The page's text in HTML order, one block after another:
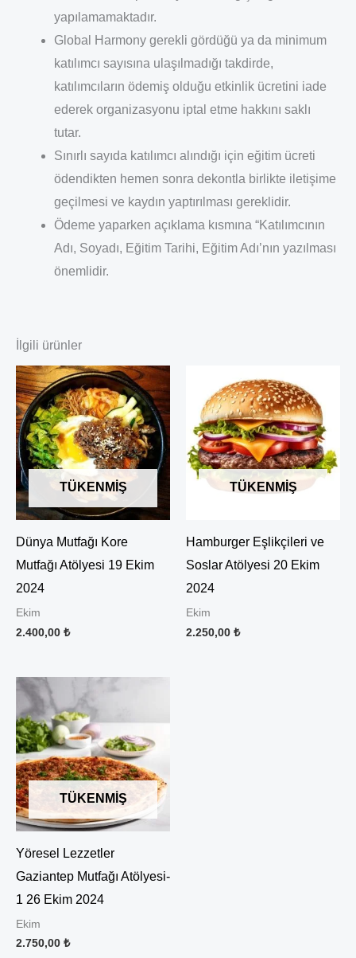
yapılamamaktadır.
Global Harmony gerekli gördüğü ya da minimum
katılımcı sayısına ulaşılmadığı takdirde,
katılımcıların ödemiş olduğu etkinlik ücretini iade
ederek organizasyonu iptal etme hakkını saklı
tutar.
Sınırlı sayıda katılımcı alındığı için eğitim ücreti
ödendikten hemen sonra dekontla birlikte iletişime
geçilmesi ve kaydın yaptırılması gereklidir.
Ödeme yaparken açıklama kısmına “Katılımcının
Adı, Soyadı, Eğitim Tarihi, Eğitim Adı’nın yazılması
önemlidir.
İlgili ürünler
TÜKENMIŞ
Dünya Mutfağı Kore
Mutfağı Atölyesi 19 Ekim
2024
Ekim
2.400,00 ₺
TÜKENMIŞ
Hamburger Eşlikçileri ve
Soslar Atölyesi 20 Ekim
2024
Ekim
2.250,00 ₺
TÜKENMIŞ
Yöresel Lezzetler
Gaziantep Mutfağı Atölyesi-
1 26 Ekim 2024
Ekim
2.750,00 ₺